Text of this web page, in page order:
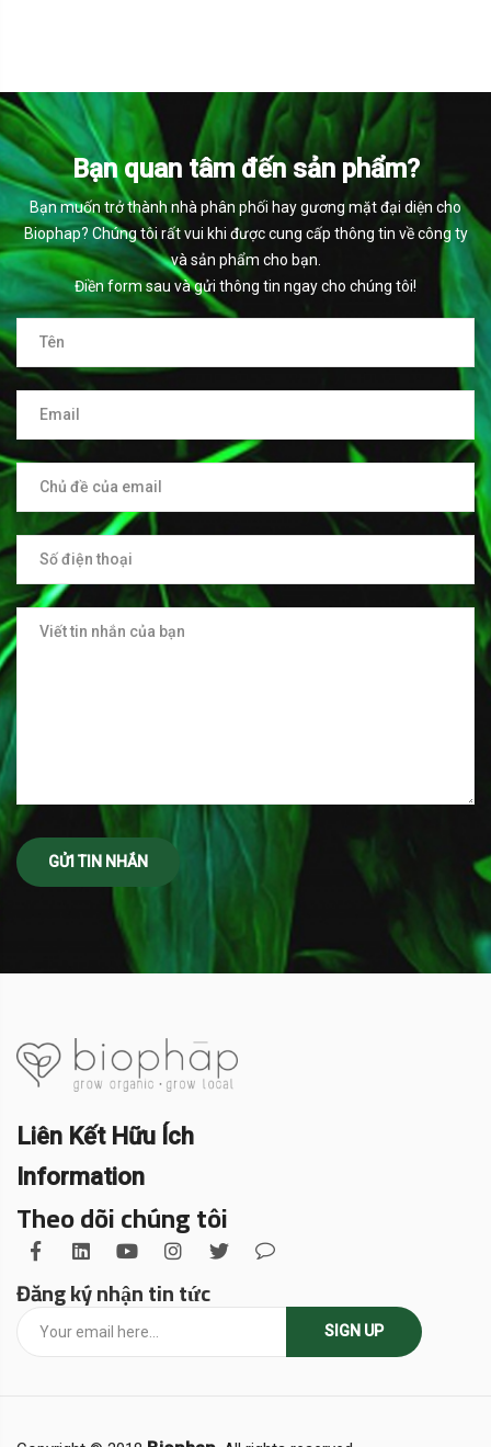
Bạn quan tâm đến sản phẩm?
Bạn muốn trở thành nhà phân phối hay gương mặt đại diện cho
Biophap? Chúng tôi rất vui khi được cung cấp thông tin về công ty
và sản phẩm cho bạn.
Điền form sau và gửi thông tin ngay cho chúng tôi!
Liên Kết Hữu Ích
Information
Theo dõi chúng tôi
Đăng ký nhận tin tức
SIGN UP